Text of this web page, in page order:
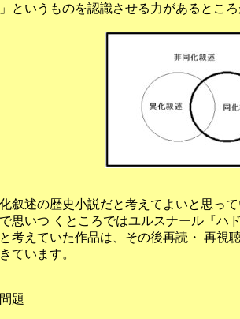
というものを認識させる力があるとこ
叙述の歴史小説だと考えてよいと思っ
思いつ くところではユルスナール『ハ
考えていた作品は、その後再読・ 再視
ています。
題